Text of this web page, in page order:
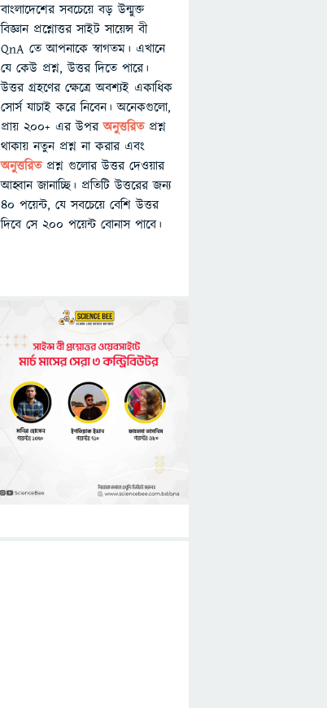
বাংলাদেশের সবচেয়ে বড় উন্মুক্ত
বিজ্ঞান প্রশ্নোত্তর সাইট সায়েন্স বী
QnA তে আপনাকে স্বাগতম। এখানে
যে কেউ প্রশ্ন, উত্তর দিতে পারে।
উত্তর গ্রহণের ক্ষেত্রে অবশ্যই একাধিক
সোর্স যাচাই করে নিবেন। অনেকগুলো,
প্রায় ২০০+ এর উপরঅনুত্তরিতপ্রশ্ন
থাকায় নতুন প্রশ্ন না করার এবং
অনুত্তরিত প্রশ্ন গুলোর উত্তর দেওয়ার
আহ্বান জানাচ্ছি। প্রতিটি উত্তরের জন্য
৪০ পয়েন্ট, যে সবচেয়ে বেশি উত্তর
দিবে সে ২০০ পয়েন্ট বোনাস পাবে।